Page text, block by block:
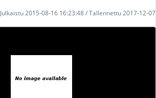
Julkaistu 2015-08-16 16:23:48 / Tallennettu 2017-12-07